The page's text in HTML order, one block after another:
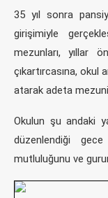
35 yıl sonra
girişimiyle
mezunları, yıllar
çıkartırcasına, okul
atarak adeta
Okulun şu andaki
düzenlendiği
mutluluğunu ve